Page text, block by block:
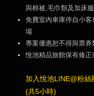
與棉被,毛巾類及加床
免費室內車庫停自小
場
專案優惠恕不得與票券
悅池精品旅館保有修
加入悅池LINE@粉
(共5小時)